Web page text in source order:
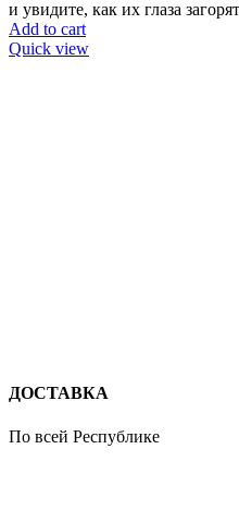
и увидите, как их глаза
Add to cart
Quick view
ДОСТАВКА
По всей Республике